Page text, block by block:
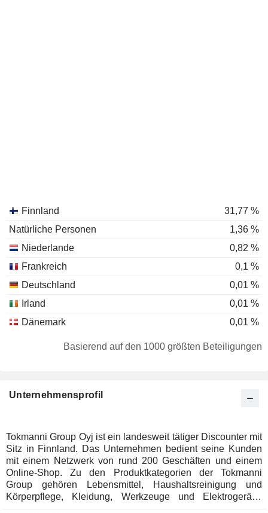
Finnland
31,77 %
Natürliche Personen
1,36 %
Niederlande
0,82 %
Frankreich
0,1 %
Deutschland
0,01 %
Irland
0,01 %
Dänemark
0,01 %
Basierend auf den 1000 größten Beteiligungen
Unternehmensprofil
Tokmanni Group Oyj ist ein landesweit tätiger Discounter mit
Sitz in Finnland. Das Unternehmen bedient seine Kunden
mit einem Netzwerk von rund 200 Geschäften und einem
Online-Shop. Zu den Produktkategorien der Tokmanni
Group gehören Lebensmittel, Haushaltsreinigung und
Körperpflege, Kleidung, Werkzeuge und Elektrogeräte,